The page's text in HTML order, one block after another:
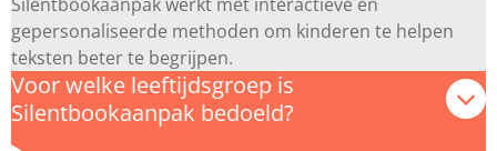
gepersonaliseerde methoden om kinderen te helpen
teksten beter te begrijpen.
Voor welke leeftijdsgroep is
Silentbookaanpak bedoeld?